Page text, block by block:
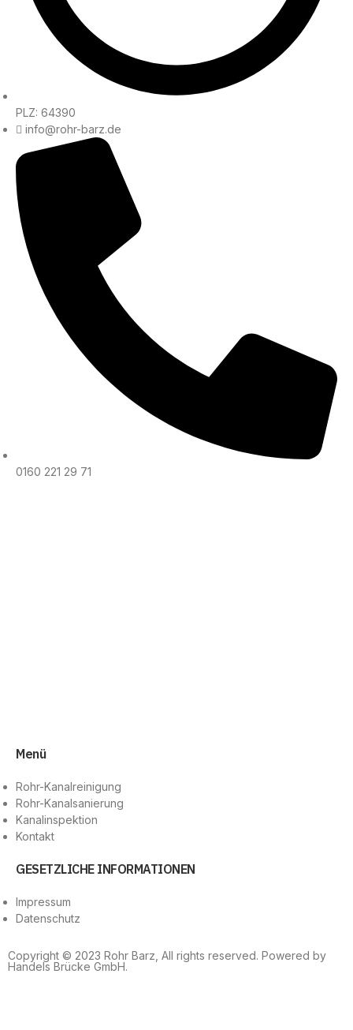
PLZ: 64390
info@rohr-barz.de
0160 221 29 71
Menü
Rohr-Kanalreinigung
Rohr-Kanalsanierung
Kanalinspektion
Kontakt
GESETZLICHE INFORMATIONEN
Impressum
Datenschutz
Copyright © 2023 Rohr Barz, All rights reserved. Powered by
Handels Brücke GmbH.